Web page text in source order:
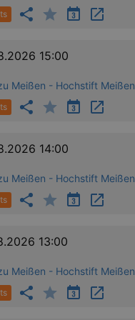
15:00
Meißen - Hochstift Meißen
14:00
Meißen - Hochstift Meißen
13:00
Meißen - Hochstift Meißen
end user uses the
for the use of each
is not given. The cookie
visitors to the site will